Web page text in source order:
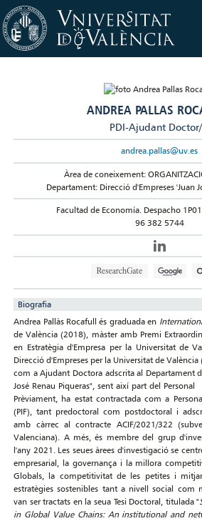
ANDREA PALLAS
PDI-Ajudant
andrea.pallas@uv.es
Àrea de coneixement:
Departament: Direcció d'Empreses 'Juan
Facultad de Economía. Despacho
96 382 5744
Biografia
Andrea Pallàs Rocafull és graduada en
de València (2018), màster amb Premi
en Estratègia d'Empresa per la Universitat de
Direcció d'Empreses per la Universitat de
com a Ajudant Doctora adscrita al Departament
José Renau Piqueras", sent així part del
Prèviament, ha estat contractada com a
(PIF), tant predoctoral com postdoctoral i
amb càrrec al contracte ACIF/2021/322
Valenciana). A més, és membre del grup
l'any 2021. Les seues àrees d'investigació se
empresarial, la governança i la millora
Globals, la competitivitat de les petites i
estratègies sostenibles tant a nivell social com
van ser tractats en la seua Tesi Doctoral, titulada "
in Global Value Chains: An institutional and